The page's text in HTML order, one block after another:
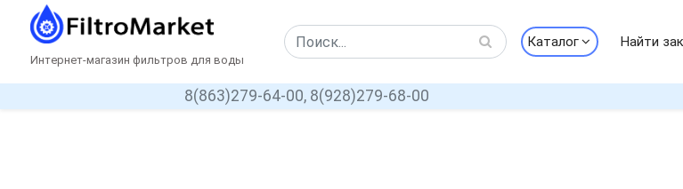
Интернет-магазин фильтров для воды
Каталог Найти
8(863)279-64-00, 8(928)279-68-00